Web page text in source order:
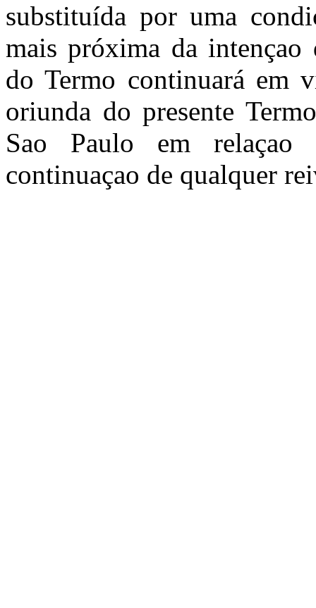
substituída por uma
mais próxima da
do Termo continuará em
oriunda do presente
Sao Paulo em relaçao
continuaçao de qualquer